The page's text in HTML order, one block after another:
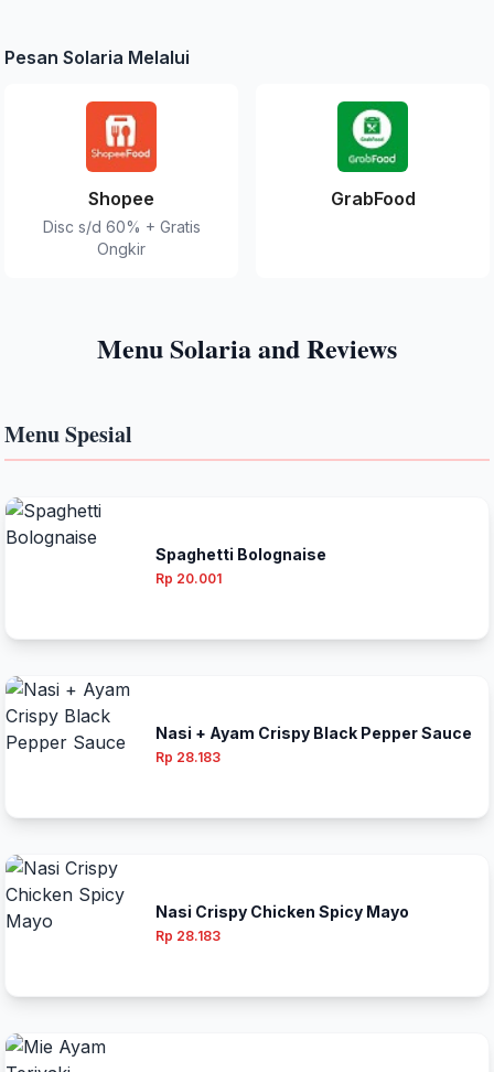
Pesan Solaria Melalui
Shopee
Disc s/d 60% + Gratis
Ongkir
GrabFood
Menu Solaria and Reviews
Menu Spesial
Spaghetti Bolognaise
Rp 20.001
Nasi + Ayam Crispy Black Pepper Sauce
Rp 28.183
Nasi Crispy Chicken Spicy Mayo
Rp 28.183